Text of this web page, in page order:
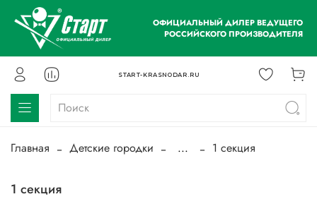
ОФИЦИАЛЬНЫЙ ДИЛЕР ВЕДУЩЕГО
РОССИЙСКОГО ПРОИЗВОДИТЕЛЯ
START-KRASNODAR.RU
Главная Детские городки ... 1 секция
1 секция